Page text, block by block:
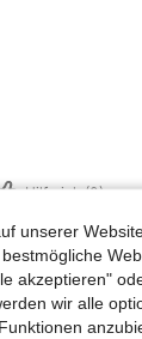
Hilfreich (0)
unserer
akzeptieren"
wir alle